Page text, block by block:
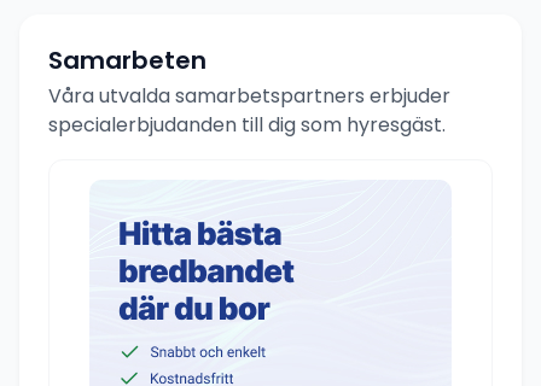
Samarbeten
Våra utvalda samarbetspartners erbjuder
specialerbjudanden till dig som hyresgäst.